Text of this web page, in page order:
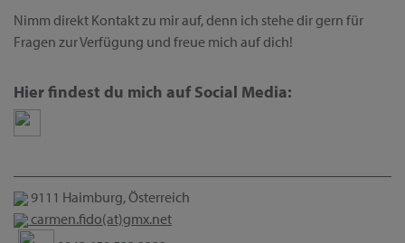
Nimm direkt Kontakt zu mir auf, denn ich stehe dir gern für
Fragen zur Verfügung und freue mich auf dich!
Hier findest du mich auf Social Media:
9111 Haimburg, Österreich
carmen.fido(at)gmx.net